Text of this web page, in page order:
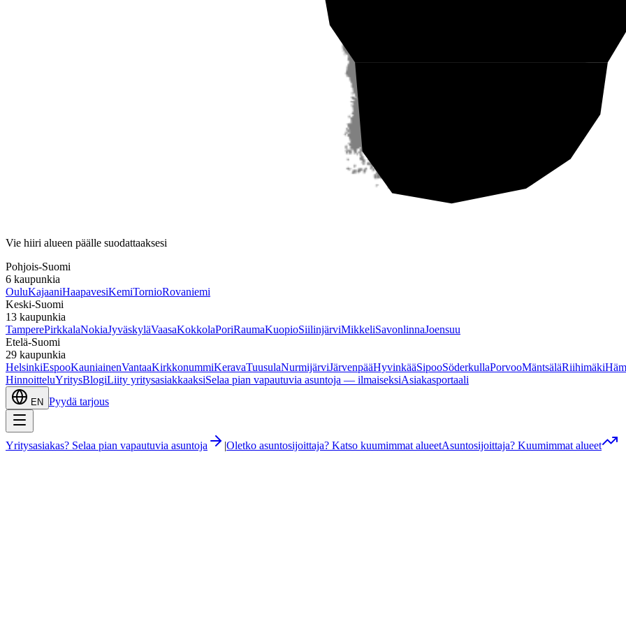
Vie hiiri alueen päälle suodattaaksesi
Pohjois-Suomi
6 kaupunkia
OuluKajaaniHaapavesiKemiTornioRovaniemi
Keski-Suomi
13 kaupunkia
TamperePirkkalaNokiaJyväskyläVaasaKokkolaPoriRaumaKuopioSiilinjärviMikkeliSavonlinnaJoensuu
Etelä-Suomi
29 kaupunkia
HelsinkiEspooKauniainenVantaaKirkkonummiKeravaTuusulaNurmijärviJärvenpääHyvinkääSipooSöderkullaPorvooMäntsäläRiihimäki
HinnoitteluYritysBlogiLiity yritysasiakkaaksiSelaa pian vapautuvia asuntoja — ilmaiseksiAsiakasportaali
EN Pyydä tarjous
Yritysasiakas? Selaa pian vapautuvia asuntoja |Oletko asuntosijoittaja? Katso kuumimmat alueetAsuntosijoittaja? Kuumimmat alueet